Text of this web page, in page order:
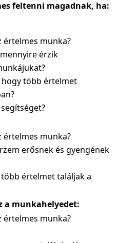
feltenni magadnak, ha:
értelmes munka?
érzik
több értelmet
értelmes munka?
erősnek és gyengének
értelmet találjak a
a munkahelyedet:
értelmes munka?